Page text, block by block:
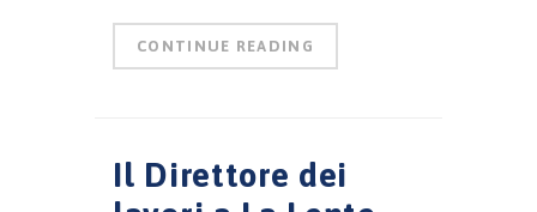
CONTINUE READING
Il Direttore dei